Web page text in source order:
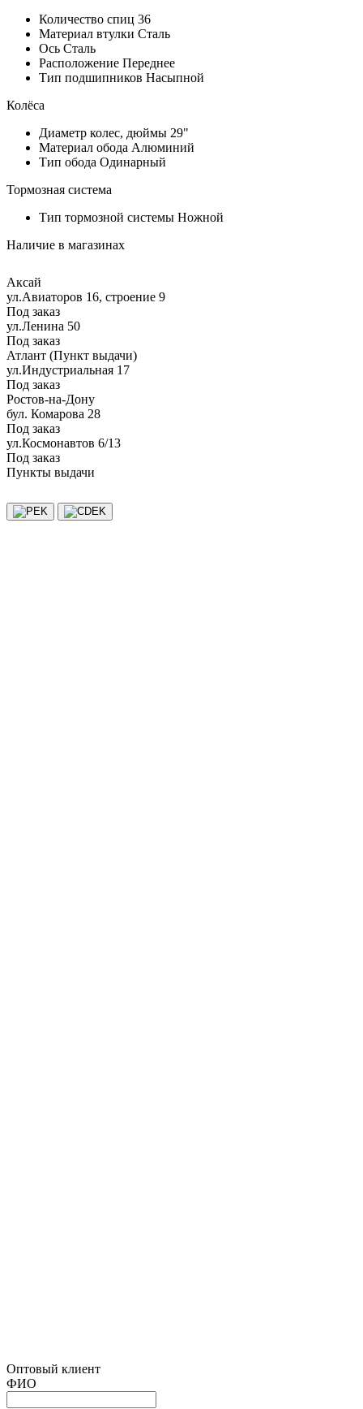
Количество спиц 36
Материал втулки Сталь
Ось Сталь
Расположение Переднее
Тип подшипников Насыпной
Колёса
Диаметр колес, дюймы 29"
Материал обода Алюминий
Тип обода Одинарный
Тормозная система
Тип тормозной системы Ножной
Наличие в магазинах
Аксай
ул.Авиаторов 16, строение 9
Под заказ
ул.Ленина 50
Под заказ
Атлант (Пункт выдачи)
ул.Индустриальная 17
Под заказ
Ростов-на-Дону
бул. Комарова 28
Под заказ
ул.Космонавтов 6/13
Под заказ
Пункты выдачи
Оптовый клиент
ФИО